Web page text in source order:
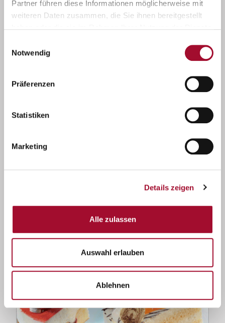
Partner führen diese Informationen möglicherweise mit
weiteren Daten zusammen, die Sie ihnen bereitgestellt
Notwendig
Präferenzen
Statistiken
Marketing
Details zeigen
Alle zulassen
Auswahl erlauben
Ablehnen
Pasten und hochwertige Aromen